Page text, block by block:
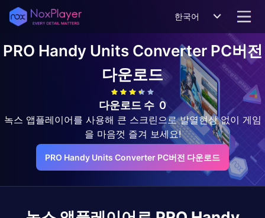
한국어
PRO Handy Units ConverterPC버전
다운로드
다운로드 수 0
녹스 앱플레이어를 사용해 큰 스크린으로 발열현상 없이 게임
을 마음껏 즐겨 보세요!
PRO Handy Units Converter PC버전 다운로드